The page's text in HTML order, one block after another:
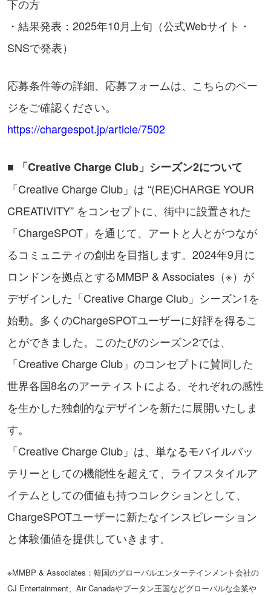
下の方
・結果発表：2025年10月上旬（公式Webサイト・
SNSで発表）
応募条件等の詳細、応募フォームは、こちらのペー
ジをご確認ください。
https://chargespot.jp/article/7502
■ 「Creative Charge Club」シーズン2について
「Creative Charge Club」は “(RE)CHARGE YOUR
CREATIVITY” をコンセプトに、街中に設置された
「ChargeSPOT」を通じて、アートと人とがつなが
るコミュニティの創出を目指します。2024年9月に
ロンドンを拠点とするMMBP & Associates（※）が
デザインした「Creative Charge Club」シーズン1を
始動。多くのChargeSPOTユーザーに好評を得るこ
とができました。このたびのシーズン2では、
「Creative Charge Club」のコンセプトに賛同した
世界各国8名のアーティストによる、それぞれの感性
を生かした独創的なデザインを新たに展開いたしま
す。
「Creative Charge Club」は、単なるモバイルバッ
テリーとしての機能性を超えて、ライフスタイルア
イテムとしての価値も持つコレクションとして、
ChargeSPOTユーザーに新たなインスピレーション
と体験価値を提供していきます。
※MMBP & Associates：韓国のグローバルエンターテインメント会社の
CJ Entertainment、Air Canadaやブータン王国などグローバルな企業や